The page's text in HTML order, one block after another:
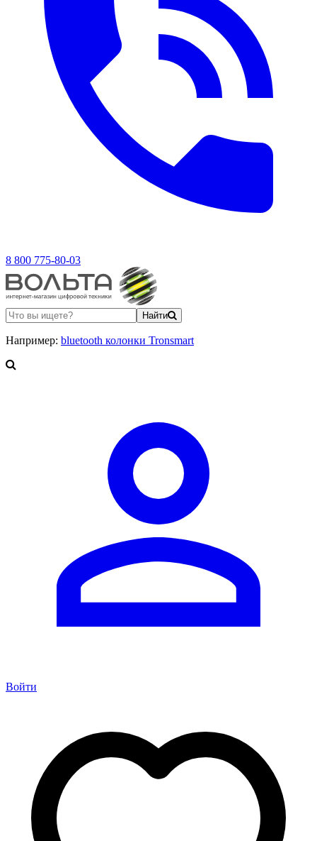
8 800 775-80-03
Найти
Например: bluetooth колонки Tronsmart
Войти